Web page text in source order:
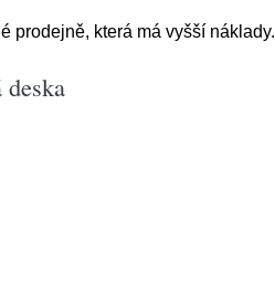
prodejně, která má vyšší náklady.